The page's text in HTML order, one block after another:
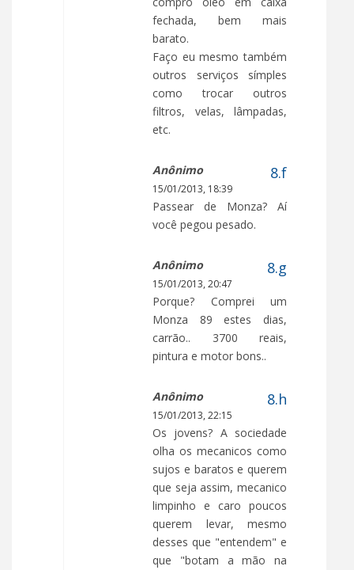
fechada, bem mais
barato.
Faço eu mesmo também
outros serviços símples
como trocar outros
filtros, velas, lâmpadas,
etc.
Anônimo
15/01/2013, 18:39
Passear de Monza? Aí
você pegou pesado.
Anônimo
15/01/2013, 20:47
Porque? Comprei um
Monza 89 estes dias,
carrão.. 3700 reais,
pintura e motor bons..
Anônimo
15/01/2013, 22:15
Os jovens? A sociedade
olha os mecanicos como
sujos e baratos e querem
que seja assim, mecanico
limpinho e caro poucos
querem levar, mesmo
desses que "entendem" e
que "botam a mão na